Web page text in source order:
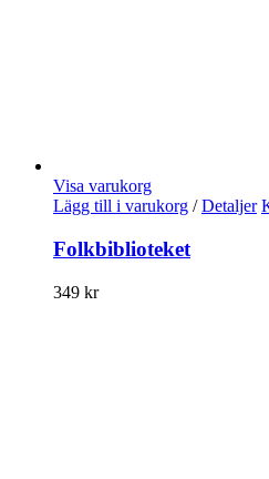
Visa varukorg
Lägg till i varukorg / Detaljer
Folkbiblioteket
349 kr